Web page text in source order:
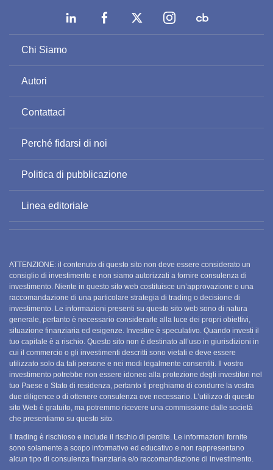
Chi Siamo
Autori
Contattaci
Perché fidarsi di noi
Politica di pubblicazione
Linea editoriale
ATTENZIONE: il contenuto di questo sito non deve essere considerato un
consiglio di investimento e non siamo autorizzati a fornire consulenza di
investimento. Niente in questo sito web costituisce un’approvazione o una
raccomandazione di una particolare strategia di trading o decisione di
investimento. Le informazioni presenti su questo sito web sono di natura
generale, pertanto è necessario considerarle alla luce dei propri obiettivi,
situazione finanziaria ed esigenze. Investire è speculativo. Quando investi il ​​
tuo capitale è a rischio. Questo sito non è destinato all’uso in giurisdizioni in
cui il commercio o gli investimenti descritti sono vietati e deve essere
utilizzato solo da tali persone e nei modi legalmente consentiti. Il vostro
investimento potrebbe non essere idoneo alla protezione degli investitori nel
tuo Paese o Stato di residenza, pertanto ti preghiamo di condurre la vostra
due diligence o di ottenere consulenza ove necessario. L’utilizzo di questo
sito Web è gratuito, ma potremmo ricevere una commissione dalle società
che presentiamo su questo sito.
Il trading è rischioso e include il rischio di perdite. Le informazioni fornite
sono solamente a scopo informativo ed educativo e non rappresentano
alcun tipo di consulenza finanziaria e/o raccomandazione di investimento.